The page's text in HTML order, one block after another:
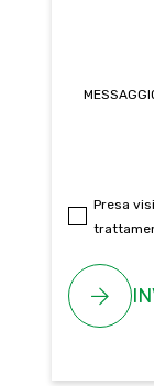
Presa